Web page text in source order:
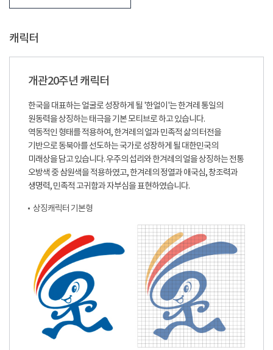
캐릭터
개관20주년 캐릭터
한국을 대표하는 얼굴로 성장하게 될 '한얼이'는 한겨레 통일의
원동력을 상징하는 태극을 기본 모티브로 하고 있습니다.
역동적인 형태를 적용하여, 한겨레의 얼과 민족적 삶의 터전을
기반으로 동북아를 선도하는 국가로 성장하게 될 대한민국의
미래상을 담고 있습니다. 우주의 섭리와 한겨레의 얼을 상징하는 전통
오방색 중 삼원색을 적용하였고, 한겨레의 정열과 애국심, 창조력과
생명력, 민족적 고귀함과 자부심을 표현하였습니다.
상징캐릭터 기본형